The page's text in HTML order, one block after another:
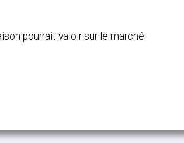
pourrait valoir sur le marché